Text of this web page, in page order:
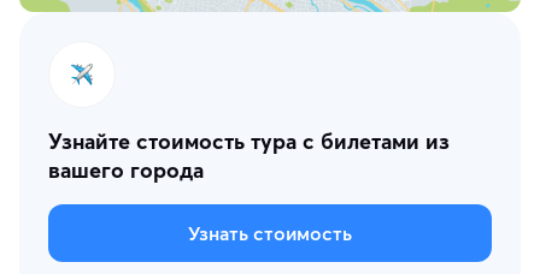
Узнайте стоимость тура с билетами из
вашего города
Узнать стоимость